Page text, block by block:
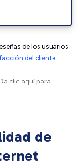
de los usuarios
del cliente.
Da clic aquípara
de